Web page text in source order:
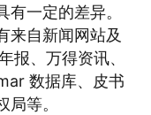
一定的差异。
来自新闻网站及
报、万得资讯、
数据库、皮书
等。